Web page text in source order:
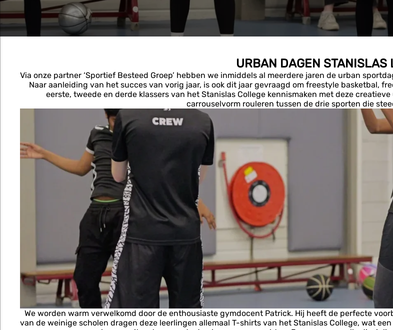
URBAN DAGEN STANISLAS
Via onze partner ‘Sportief Besteed Groep’ hebben we inmiddels al meerdere jaren de urban
Naar aanleiding van het succes van vorig jaar, is ook dit jaar gevraagd om freestyle basketbal,
eerste, tweede en derde klassers van het Stanislas College kennismaken met deze
carrouselvorm rouleren tussen de drie sporten die
We worden warm verwelkomd door de enthousiaste gymdocent Patrick. Hij heeft de perfecte
van de weinige scholen dragen deze leerlingen allemaal T-shirts van het Stanislas College, wat